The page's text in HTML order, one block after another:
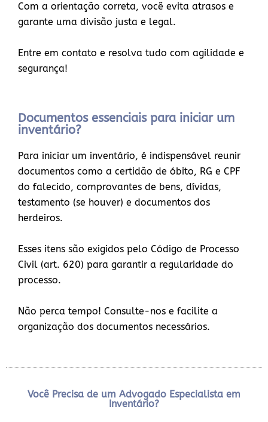
Com a orientação correta, você evita atrasos e
garante uma divisão justa e legal.
Entre em contato e resolva tudo com agilidade e
segurança!
Documentos essenciais para iniciar um
inventário?
Para iniciar um inventário, é indispensável reunir
documentos como a certidão de óbito, RG e CPF
do falecido, comprovantes de bens, dívidas,
testamento (se houver) e documentos dos
herdeiros.
Esses itens são exigidos pelo Código de Processo
Civil (art. 620) para garantir a regularidade do
processo.
Não perca tempo! Consulte-nos e facilite a
organização dos documentos necessários.
Você Precisa de um Advogado Especialista em
Inventário?